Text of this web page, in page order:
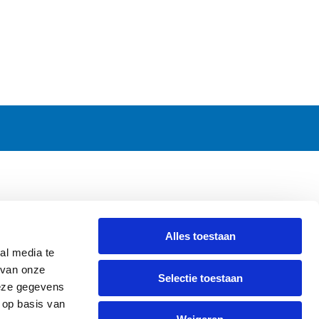
media te
onze
gegevens
basis van
Alles toestaan
Selectie toestaan
Griendweg 53-55
3295 KV 's-Gravendeel
The Netherlands
Tel.+31 78 673 47 61